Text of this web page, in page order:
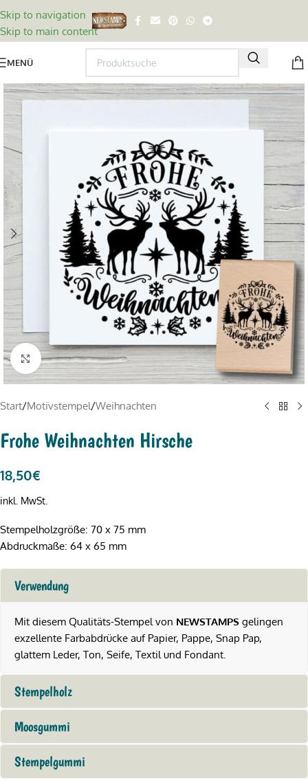
Skip to navigation
Skip to main content
MENÜ
Click to enlarge
Start/Motivstempel/Weihnachten
Frohe Weihnachten Hirsche
18,50€
inkl. MwSt.
Stempelholzgröße: 70 x 75 mm
Abdruckmaße: 64 x 65 mm
Verwendung
Mit diesem Qualitäts-Stempel von NEWSTAMPS gelingen
exzellente Farbabdrücke auf Papier, Pappe, Snap Pap,
glattem Leder, Ton, Seife, Textil und Fondant.
Stempelholz
Moosgummi
Stempelgummi